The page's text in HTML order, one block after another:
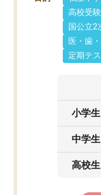
高校受
国公立2
医・歯
定期テ
小学生
中学生
高校生